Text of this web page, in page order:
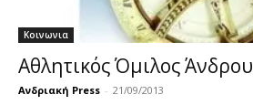
Κοινωνια
Αθλητικός Όμιλος Άνδρου
Ανδριακή Press - 21/09/2013